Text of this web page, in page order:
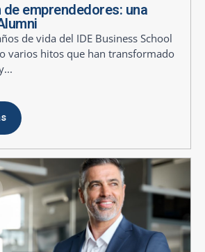
emprendedores: una
de vida del IDE Business School
varios hitos que han transformado